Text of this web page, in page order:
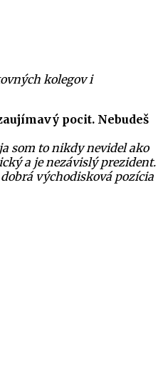
kolegov i
pocit. Nebudeš
som to nikdy nevidel ako
a je nezávislý prezident.
východisková pozícia